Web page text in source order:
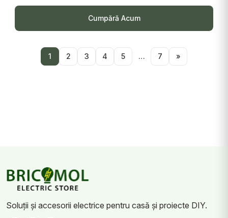
Cumpără Acum
1 2 3 4 5 … 7 »
Soluții și accesorii electrice pentru casă și proiecte DIY.